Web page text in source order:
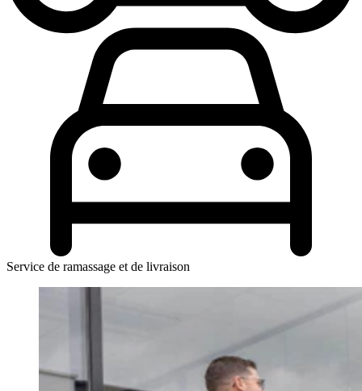
Service de ramassage et de livraison